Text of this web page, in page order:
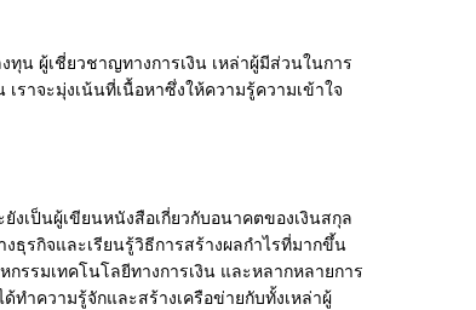
ทุน ผู้เชี่ยวชาญทางการเงิน เหล่าผู้มีส่วนในการ
ราจะมุ่งเน้นที่เนื้อหาซึ่งให้ความรู้ความเข้าใจ
งเป็นผู้เขียนหนังสือเกี่ยวกับอนาคตของเงินสกุล
รกิจและเรียนรู้วิธีการสร้างผลกำไรที่มากขึ้น
รรมเทคโนโลยีทางการเงิน และหลากหลายการ
ทำความรู้จักและสร้างเครือข่ายกับทั้งเหล่าผู้